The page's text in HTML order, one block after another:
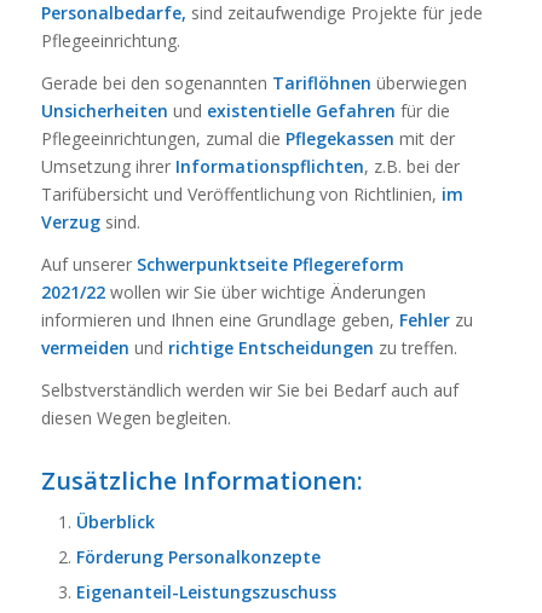
Personalbedarfe, sind zeitaufwendige Projekte für jede
Pflegeeinrichtung.
Gerade bei den sogenannten Tariflöhnen überwiegen
Unsicherheiten und existentielle Gefahren für die
Pflegeeinrichtungen, zumal die Pflegekassen mit der
Umsetzung ihrer Informationspflichten, z.B. bei der
Tarifübersicht und Veröffentlichung von Richtlinien, im
Verzugsind.
Auf unserer Schwerpunktseite Pflegereform
2021/22wollen wir Sie über wichtige Änderungen
informieren und Ihnen eine Grundlage geben, Fehlerzu
vermeiden und richtige Entscheidungen zu treffen.
Selbstverständlich werden wir Sie bei Bedarf auch auf
diesen Wegen begleiten.
Zusätzliche Informationen:
Überblick
Förderung Personalkonzepte
Eigenanteil-Leistungszuschuss